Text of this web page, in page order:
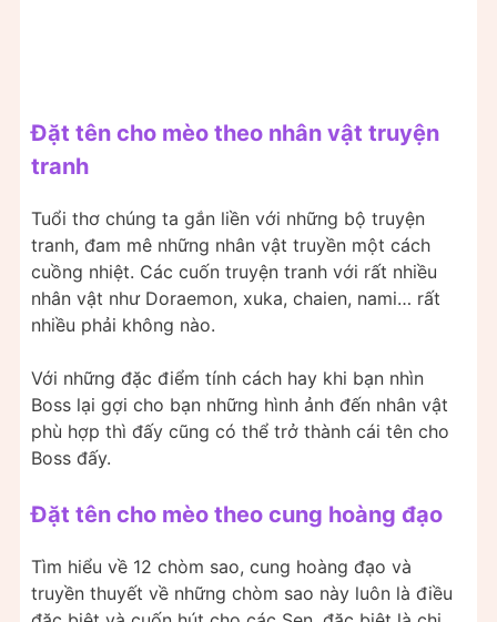
Đặt tên cho mèo theo nhân vật truyện
tranh
Tuổi thơ chúng ta gắn liền với những bộ truyện
tranh, đam mê những nhân vật truyền một cách
cuồng nhiệt. Các cuốn truyện tranh với rất nhiều
nhân vật như Doraemon, xuka, chaien, nami… rất
nhiều phải không nào.
Với những đặc điểm tính cách hay khi bạn nhìn
Boss lại gợi cho bạn những hình ảnh đến nhân vật
phù hợp thì đấy cũng có thể trở thành cái tên cho
Boss đấy.
Đặt tên cho mèo theo cung hoàng đạo
Tìm hiểu về 12 chòm sao, cung hoàng đạo và
truyền thuyết về những chòm sao này luôn là điều